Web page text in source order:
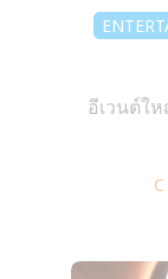
2026-
08-
อีเวนต์ใ